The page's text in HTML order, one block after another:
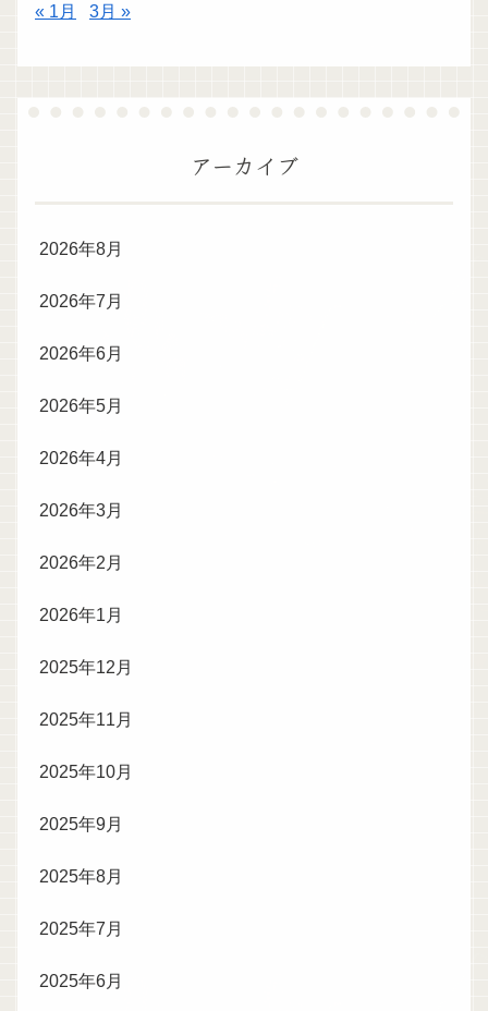
« 1月 3月 »
アーカイブ
2026年8月
2026年7月
2026年6月
2026年5月
2026年4月
2026年3月
2026年2月
2026年1月
2025年12月
2025年11月
2025年10月
2025年9月
2025年8月
2025年7月
2025年6月